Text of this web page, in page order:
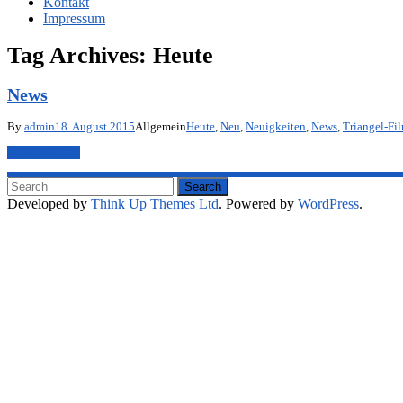
Impressum
Tag Archives: Heute
News
By admin18. August 2015AllgemeinHeute Neu Neuigkeiten News Triangel-
Developed by Think Up Themes Ltd. Powered by WordPress.